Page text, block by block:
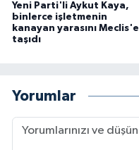
Yeni Parti'li Aykut Kaya,
binlerce işletmenin
kanayan yarasını Meclis'e
taşıdı
Yorumlar